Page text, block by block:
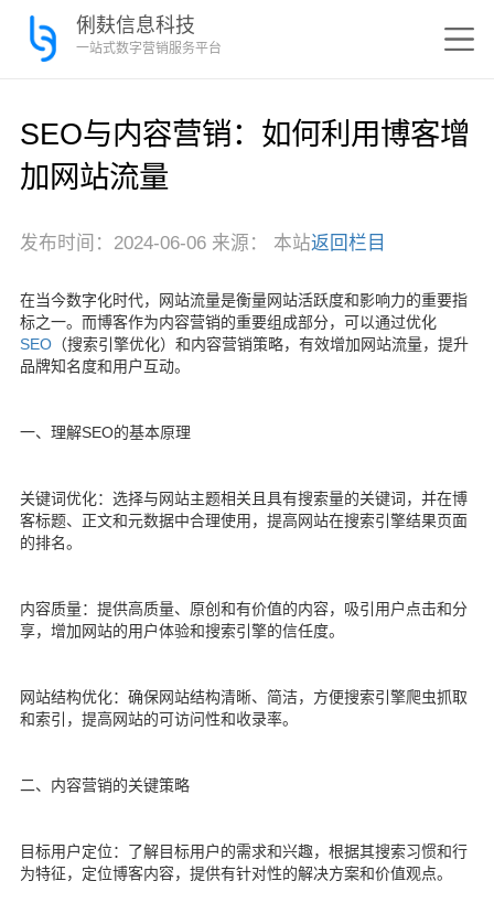
俐麸信息科技
一站式数字营销服务平台
SEO与内容营销：如何利用博客增
加网站流量
发布时间：2024-06-06 来源： 本站返回栏目
在当今数字化时代，网站流量是衡量网站活跃度和影响力的重要指
标之一。而博客作为内容营销的重要组成部分，可以通过优化
SEO（搜索引擎优化）和内容营销策略，有效增加网站流量，提升
品牌知名度和用户互动。
一、理解SEO的基本原理
关键词优化：选择与网站主题相关且具有搜索量的关键词，并在博
客标题、正文和元数据中合理使用，提高网站在搜索引擎结果页面
的排名。
内容质量：提供高质量、原创和有价值的内容，吸引用户点击和分
享，增加网站的用户体验和搜索引擎的信任度。
网站结构优化：确保网站结构清晰、简洁，方便搜索引擎爬虫抓取
和索引，提高网站的可访问性和收录率。
二、内容营销的关键策略
目标用户定位：了解目标用户的需求和兴趣，根据其搜索习惯和行
为特征，定位博客内容，提供有针对性的解决方案和价值观点。